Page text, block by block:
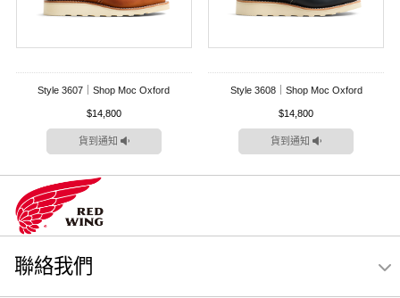
Style 3607｜Shop Moc Oxford
$14,800
貨到通知
Style 3608｜Shop Moc Oxford
$14,800
貨到通知
聯絡我們